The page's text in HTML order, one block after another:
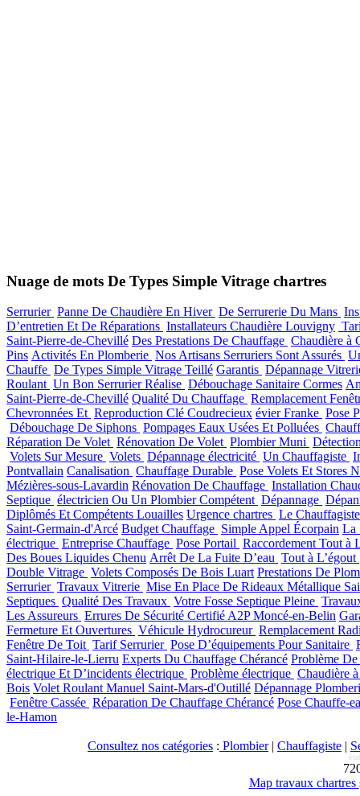
Nuage de mots De Types Simple Vitrage chartres
Serrurier Panne De Chaudière En Hiver De Serrurerie Du Mans
D’entretien Et De Réparations Installateurs Chaudière Louvigny
Saint-Pierre-de-Chevillé Des Prestations De Chauffage Chaudière à
Pins Activités En Plomberie Nos Artisans Serruriers Sont Assurés
Chauffe De Types Simple Vitrage Teillé Garantis Dépannage
Roulant Un Bon Serrurier Réalise Débouchage Sanitaire Cormes
Saint-Pierre-de-Chevillé Qualité Du Chauffage Remplacement
Chevronnées Et Reproduction Clé Coudrecieux évier Franke Pose
Débouchage De Siphons Pompages Eaux Usées Et Polluées
Réparation De Volet Rénovation De Volet Plombier Muni
Volets Sur Mesure Volets Dépannage électricité Un Chauffagiste
Pontvallain Canalisation Chauffage Durable Pose Volets Et Stores
Mézières-sous-Lavardin Rénovation De Chauffage Installation
Septique électricien Ou Un Plombier Compétent Dépannage
Diplômés Et Compétents Louailles Urgence chartres Le
Saint-Germain-d'Arcé Budget Chauffage Simple Appel Écorpain La
électrique Entreprise Chauffage Pose Portail Raccordement Tout à
Des Boues Liquides Chenu Arrêt De La Fuite D’eau Tout à L’égout
Double Vitrage Volets Composés De Bois Luart Prestations De
Serrurier Travaux Vitrerie Mise En Place De Rideaux Métallique
Septiques Qualité Des Travaux Votre Fosse Septique Pleine
Les Assureurs Errures De Sécurité Certifié A2P Moncé-en-Belin
Fermeture Et Ouvertures Véhicule Hydrocureur Remplacement
Fenêtre De Toit Tarif Serrurier Pose D’équipements Pour Sanitaire
Saint-Hilaire-le-Lierru Experts Du Chauffage Chérancé Problème
électrique Et D’incidents électrique Problème électrique Chaudière
Bois Volet Roulant Manuel Saint-Mars-d'Outillé Dépannage
Fenêtre Cassée Réparation De Chauffage Chérancé Pose Chauffe-
le-Hamon
Consultez nos catégories : Plombier| Chauffagiste |
Map travaux chartres